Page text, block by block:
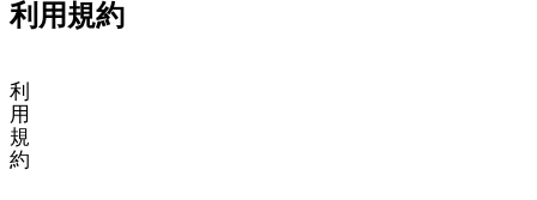
利用規約
利
用
規
約